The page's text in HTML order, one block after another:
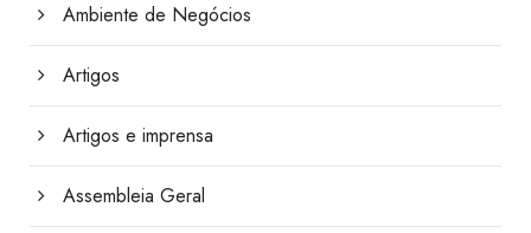
Ambiente de Negócios
Artigos
Artigos e imprensa
Assembleia Geral